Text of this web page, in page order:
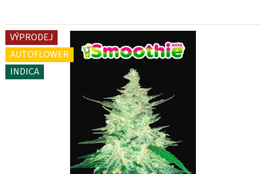
VÝPRODEJ
AUTOFLOWER
INDICA